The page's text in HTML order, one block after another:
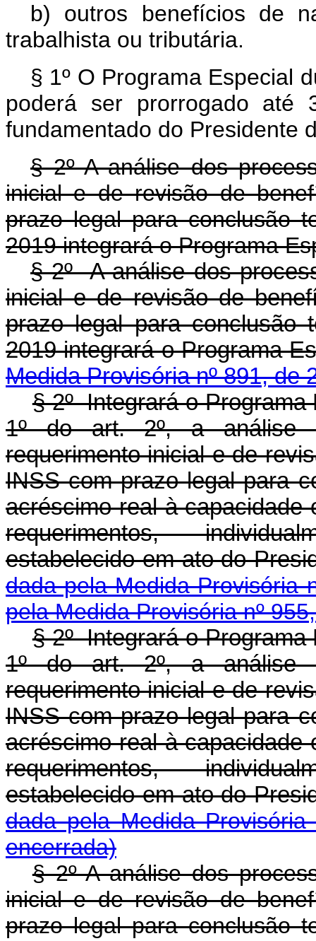
b) outros benefícios de
trabalhista ou tributária.
§ 1º O Programa Especial
poderá ser prorrogado
fundamentado do Presidente
§ 2º A análise dos
inicial e de revisão de
prazo legal para conclusão
2019 integrará o Programa
§ 2º A análise dos
inicial e de revisão de
prazo legal para conclusão
2019 integrará o
Medida Provisória nº 891, de
§ 2º Integrará o
1º do art. 2º, a análise
requerimento inicial e de
INSS com prazo legal para
acréscimo real à capacidade
requerimentos,
estabelecido em ato
dada pela Medida Provisória
pela Medida Provisória nº
§ 2º Integrará o
1º do art. 2º, a análise
requerimento inicial e de
INSS com prazo legal para
acréscimo real à capacidade
requerimentos,
estabelecido em ato
dada pela Medida
encerrada)
§ 2º A análise dos
inicial e de revisão de
prazo legal para conclusão